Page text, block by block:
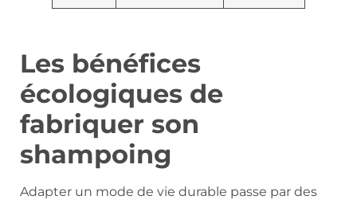
Les bénéfices
écologiques de
fabriquer son
shampoing
Adapter un mode de vie durable passe par des